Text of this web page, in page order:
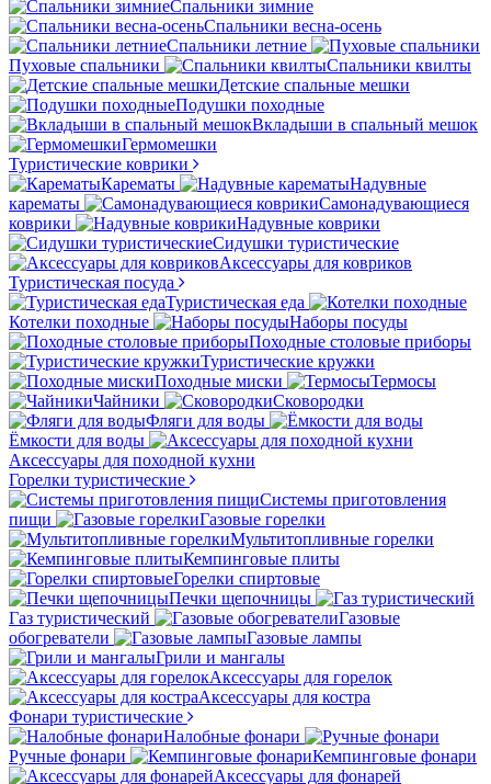
Спальники зимние
Спальники весна-осень
Спальники летние
Пуховые спальники
Спальники квилты
Детские спальные мешки
Подушки походные
Вкладыши в спальный мешок
Гермомешки
Туристические коврики
Карематы
Надувные
карематы
Самонадувающиеся
коврики
Надувные коврики
Сидушки туристические
Аксессуары для ковриков
Туристическая посуда
Туристическая еда
Котелки походные
Наборы посуды
Походные столовые приборы
Туристические кружки
Походные миски
Термосы
Чайники
Сковородки
Фляги для воды
Ёмкости для воды
Аксессуары для походной кухни
Горелки туристические
Системы приготовления
пищи
Газовые горелки
Мультитопливные горелки
Кемпинговые плиты
Горелки спиртовые
Печки щепочницы
Газ туристический
Газовые
обогреватели
Газовые лампы
Грили и мангалы
Аксессуары для горелок
Аксессуары для костра
Фонари туристические
Налобные фонари
Ручные фонари
Кемпинговые фонари
Аксессуары для фонарей